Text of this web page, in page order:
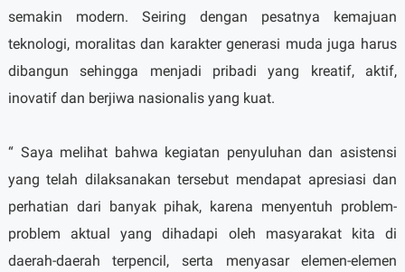
semakin modern. Seiring dengan pesatnya kemajuan
teknologi, moralitas dan karakter generasi muda juga harus
dibangun sehingga menjadi pribadi yang kreatif, aktif,
inovatif dan berjiwa nasionalis yang kuat.
“ Saya melihat bahwa kegiatan penyuluhan dan asistensi
yang telah dilaksanakan tersebut mendapat apresiasi dan
perhatian dari banyak pihak, karena menyentuh problem-
problem aktual yang dihadapi oleh masyarakat kita di
daerah-daerah terpencil, serta menyasar elemen-elemen